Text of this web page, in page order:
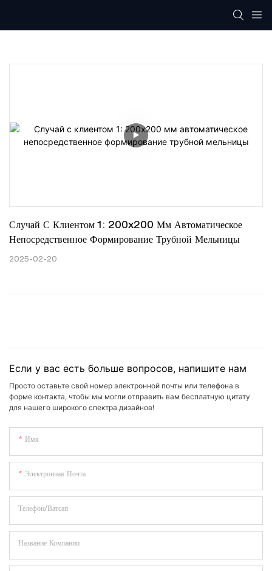
Случай С Клиентом 1: 200x200 Мм Автоматическое
Непосредственное Формирование Трубной Мельницы
2025-02-20
Если у вас есть больше вопросов, напишите нам
Просто оставьте свой номер электронной почты или телефона в
форме контакта, чтобы мы могли отправить вам бесплатную цитату
для нашего широкого спектра дизайнов!
Имя
Электронная Почта
Телефон/Ватсап
Название Компании